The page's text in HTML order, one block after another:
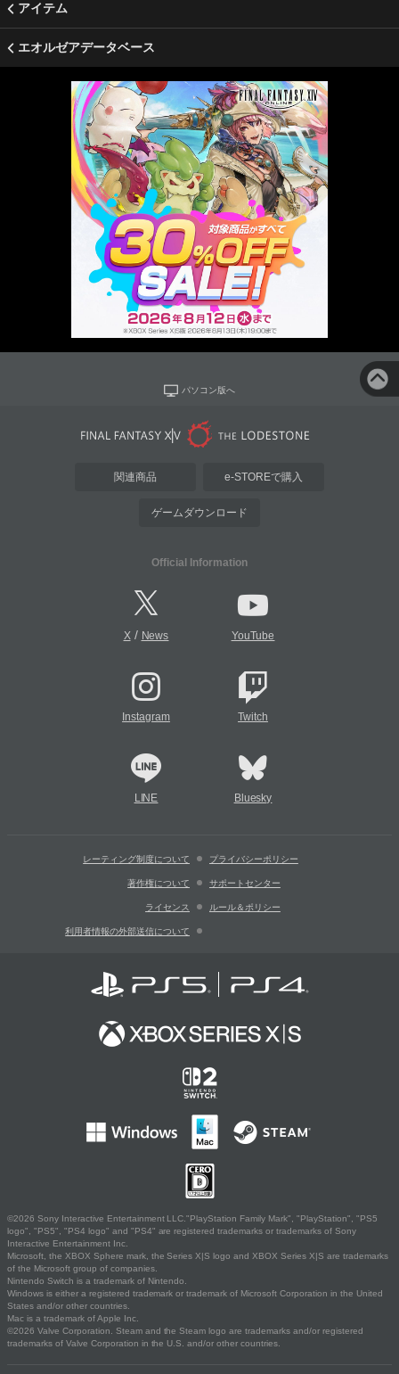
アイテム
エオルゼアデータベース
パソコン版へ
関連商品 e-STOREで購入
ゲームダウンロード
Official Information
X/ News YouTube
Instagram Twitch
LINE Bluesky
レーティング制度について プライバシーポリシー
著作権について サポートセンター
ライセンス ルール＆ポリシー
利用者情報の外部送信について
©2026 Sony Interactive Entertainment LLC."PlayStation Family Mark", "PlayStation", "PS5
logo", "PS5", "PS4 logo" and "PS4" are registered trademarks or trademarks of Sony
Interactive Entertainment Inc.
Microsoft, the XBOX Sphere mark, the Series X|S logo and XBOX Series X|S are trademarks
of the Microsoft group of companies.
Nintendo Switch is a trademark of Nintendo.
Windows is either a registered trademark or trademark of Microsoft Corporation in the United
States and/or other countries.
Mac is a trademark of Apple Inc.
©2026 Valve Corporation. Steam and the Steam logo are trademarks and/or registered
trademarks of Valve Corporation in the U.S. and/or other countries.